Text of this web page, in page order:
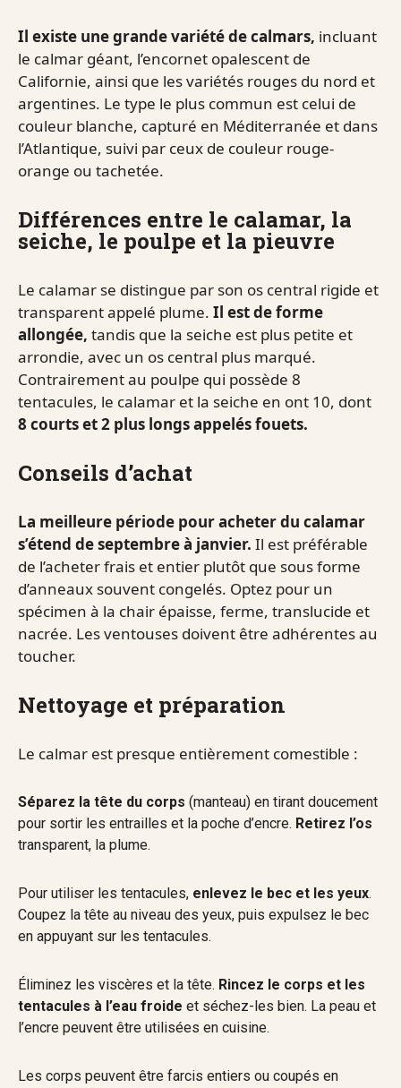
Il existe une grande variété de calmars, incluant
le calmar géant, l’encornet opalescent de
Californie, ainsi que les variétés rouges du nord et
argentines. Le type le plus commun est celui de
couleur blanche, capturé en Méditerranée et dans
l’Atlantique, suivi par ceux de couleur rouge-
orange ou tachetée.
Différences entre le calamar, la
seiche, le poulpe et la pieuvre
Le calamar se distingue par son os central rigide et
transparent appelé plume. Il est de forme
allongée, tandis que la seiche est plus petite et
arrondie, avec un os central plus marqué.
Contrairement au poulpe qui possède 8
tentacules, le calamar et la seiche en ont 10, dont
8 courts et 2 plus longs appelés fouets.
Conseils d’achat
La meilleure période pour acheter du calamar
s’étend de septembre à janvier. Il est préférable
de l’acheter frais et entier plutôt que sous forme
d’anneaux souvent congelés. Optez pour un
spécimen à la chair épaisse, ferme, translucide et
nacrée. Les ventouses doivent être adhérentes au
toucher.
Nettoyage et préparation
Le calmar est presque entièrement comestible :
Séparez la tête du corps (manteau) en tirant doucement
pour sortir les entrailles et la poche d’encre. Retirez l’os
transparent, la plume.
Pour utiliser les tentacules, enlevez le bec et les yeux.
Coupez la tête au niveau des yeux, puis expulsez le bec
en appuyant sur les tentacules.
Éliminez les viscères et la tête. Rincez le corps et les
tentacules à l’eau froide et séchez-les bien. La peau et
l’encre peuvent être utilisées en cuisine.
Les corps peuvent être farcis entiers ou coupés en